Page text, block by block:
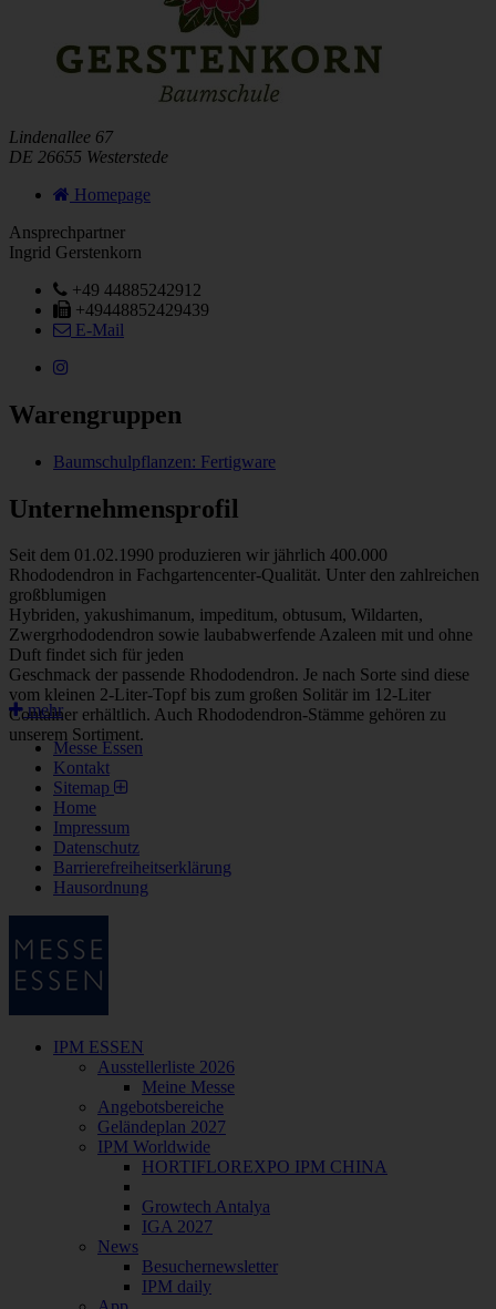
Lindenallee 67
DE 26655 Westerstede
Homepage
Ansprechpartner
Ingrid Gerstenkorn
+49 44885242912
+49448852429439
E-Mail
Warengruppen
Baumschulpflanzen: Fertigware
Unternehmensprofil
Seit dem 01.02.1990 produzieren wir jährlich 400.000
Rhododendron in Fachgartencenter-Qualität. Unter den zahlreichen
großblumigen
Hybriden, yakushimanum, impeditum, obtusum, Wildarten,
Zwergrhododendron sowie laubabwerfende Azaleen mit und ohne
Duft findet sich für jeden
Geschmack der passende Rhododendron. Je nach Sorte sind diese
vom kleinen 2-Liter-Topf bis zum großen Solitär im 12-Liter
Container erhältlich. Auch Rhododendron-Stämme gehören zu
unserem Sortiment.
mehr
Messe Essen
Kontakt
Sitemap
Home
Impressum
Datenschutz
Barrierefreiheitserklärung
Hausordnung
IPM ESSEN
Ausstellerliste 2026
Meine Messe
Angebotsbereiche
Geländeplan 2027
IPM Worldwide
HORTIFLOREXPO IPM CHINA
Growtech Antalya
IGA 2027
News
Besuchernewsletter
IPM daily